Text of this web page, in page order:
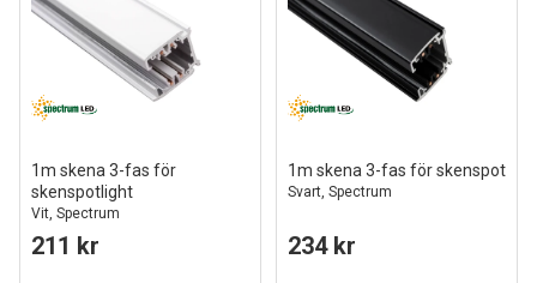
1m skena 3-fas för
skenspotlight
Vit, Spectrum
211 kr
1m skena 3-fas för skenspot
Svart, Spectrum
234 kr